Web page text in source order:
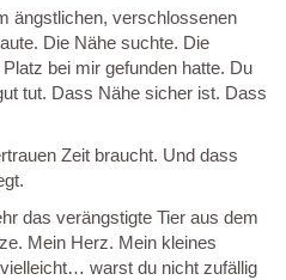
ängstlichen, verschlossenen
Die Nähe suchte. Die
bei mir gefunden hatte. Du
tut. Dass Nähe sicher ist. Dass
Zeit braucht. Und dass
das verängstigte Tier aus dem
Mein Herz. Mein kleines
warst du nicht zufällig